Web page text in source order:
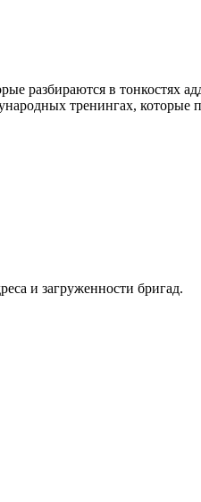
разбираются в тонкостях
тренингах, которые
и загруженности бригад.